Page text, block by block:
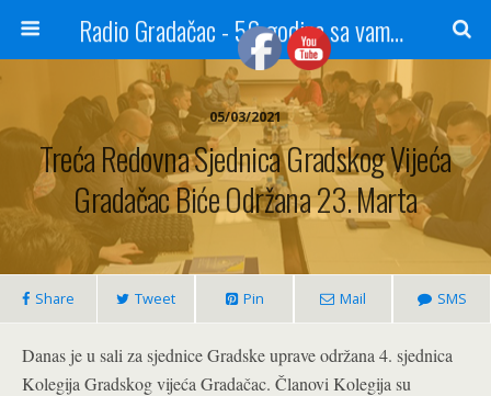
Radio Gradačac - 56 godina sa vama...
05/03/2021
Treća Redovna Sjednica Gradskog Vijeća
Gradačac Biće Održana 23. Marta
Share Tweet Pin Mail SMS
Danas je u sali za sjednice Gradske uprave održana 4. sjednica
Kolegija Gradskog vijeća Gradačac. Članovi Kolegija su